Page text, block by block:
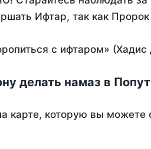
Ифтар, так как
с ифтаром»
делать намаз в
карте, которую вы можете